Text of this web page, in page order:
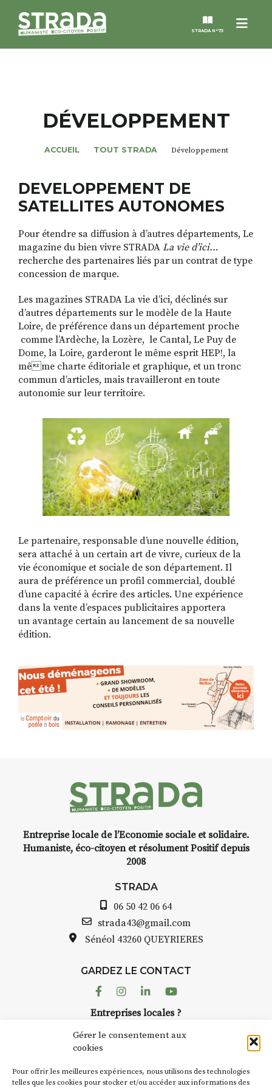
Gérer le consentement aux
cookies
Pour offrir les meilleures expériences, nous utilisons des technologies
telles que les cookies pour stocker et/ou accéder aux informations des
Menu
STRADA N°73
MAGAZINES
NOS THÈMES
STRADA’DATES
ROSÉE DE MAI
RECHERCHER
S'ABONNER
S'INSCRIRE À LA NEWSLETTER
FACEBOOKINSTAGRAM
LINKEDINYOUTUBE
DÉVELOPPEMENT
ACCUEIL TOUT STRADA Développement
DEVELOPPEMENT DE
SATELLITES AUTONOMES
Pour étendre sa diffusion à d’autres départements, Le
magazine du bien vivre STRADA La vie d’ici…
recherche des partenaires liés par un contrat de type
concession de marque.
Les magazines STRADA La vie d’ici, déclinés sur
d’autres départements sur le modèle de la Haute
Loire, de préférence dans un département proche
comme l’Ardèche, la Lozère, le Cantal, Le Puy de
Dome, la Loire, garderont le même esprit HEP!, la
même charte éditoriale et graphique, et un tronc
commun d’articles, mais travailleront en toute
autonomie sur leur territoire.
Le partenaire, responsable d’une nouvelle édition,
sera attaché à un certain art de vivre, curieux de la
vie économique et sociale de son département. Il
aura de préférence un profil commercial, doublé
d’une capacité à écrire des articles. Une expérience
dans la vente d’espaces publicitaires apportera
un avantage certain au lancement de sa nouvelle
édition.
Entreprise locale de l’Economie sociale et solidaire.
Humaniste, éco-citoyen et résolument Positif depuis
2008
STRADA
06 50 42 06 64
strada43@gmail.com
Sénéol 43260 QUEYRIERES
GARDEZ LE CONTACT
FacebookInstagram
LinkedinYoutube
Entreprises locales ?
Suivez toute l'actu de Strada